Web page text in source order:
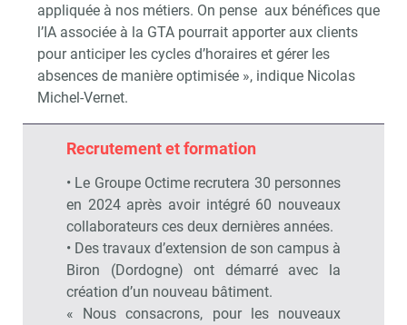
appliquée à nos métiers. On pense aux bénéfices que
l’IA associée à la GTA pourrait apporter aux clients
pour anticiper les cycles d’horaires et gérer les
absences de manière optimisée », indique Nicolas
Michel-Vernet.
Recrutement et formation
• Le Groupe Octime recrutera 30 personnes
en 2024 après avoir intégré 60 nouveaux
collaborateurs ces deux dernières années.
• Des travaux d’extension de son campus à
Biron (Dordogne) ont démarré avec la
création d’un nouveau bâtiment.
« Nous consacrons, pour les nouveaux
Non merci, je reçois déjà
!
Je déciderai plus
tard